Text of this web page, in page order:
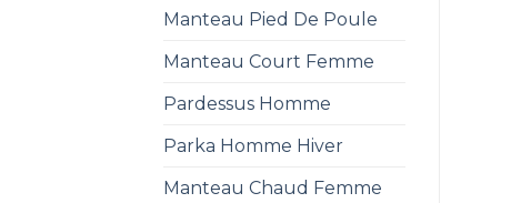
Manteau Pied De Poule
Manteau Court Femme
Pardessus Homme
Parka Homme Hiver
Manteau Chaud Femme